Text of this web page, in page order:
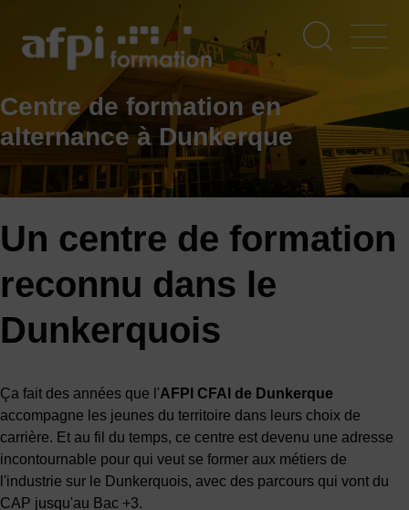
contenu
Centre de formation en
alternance à Dunkerque
Un centre de formation
reconnu dans le
Dunkerquois
Ça fait des années que l'AFPI CFAI de Dunkerque
accompagne les jeunes du territoire dans leurs choix de
carrière. Et au fil du temps, ce centre est devenu une adresse
incontournable pour qui veut se former aux métiers de
l'industrie sur le Dunkerquois, avec des parcours qui vont du
CAP jusqu'au Bac +3.